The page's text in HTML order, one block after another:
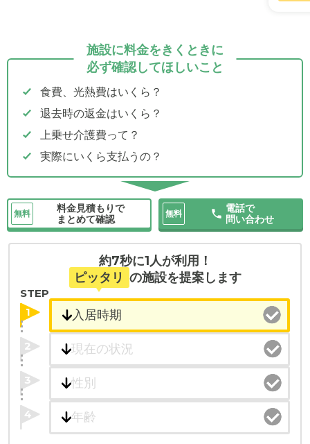
施設に料金をきくときに
必ず確認してほしいこと
食費、光熱費はいくら？
退去時の返金はいくら？
上乗せ介護費って？
実際にいくら支払うの？
無料
料金見積もりで
まとめて確認
無料
電話で
問い合わせ
約7秒に1人が利用！
ピッタリ の施設を提案します
STEP
1
2
3
4